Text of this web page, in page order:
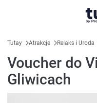
Tutay Atrakcje Relaks i Uroda
Voucher do
Gliwicach